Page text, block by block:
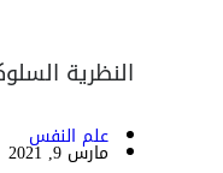
النظرية
علم النفس
مارس 9, 2021